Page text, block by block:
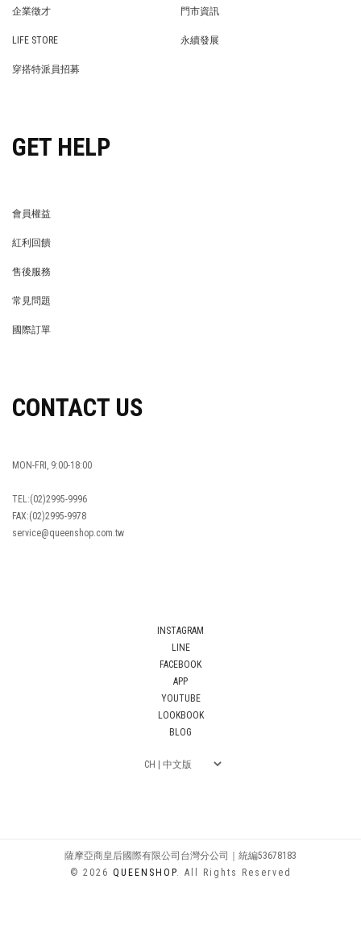
企業徵才
門市資訊
LIFE STORE
永續發展
穿搭特派員招募
GET HELP
會員權益
紅利回饋
售後服務
常見問題
國際訂單
CONTACT US
MON-FRI, 9:00-18:00
TEL:(02)2995-9996
FAX:(02)2995-9978
service@queenshop.com.tw
INSTAGRAM
LINE
FACEBOOK
APP
YOUTUBE
LOOKBOOK
BLOG
薩摩亞商皇后國際有限公司台灣分公司｜統編53678183
© 2026 QUEENSHOP. All Rights Reserved